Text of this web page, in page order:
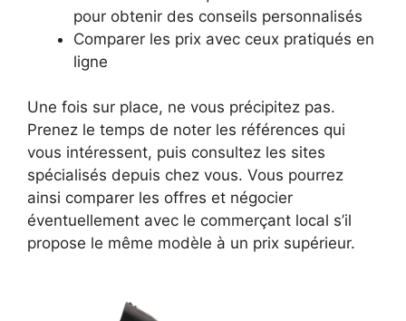
pour obtenir des conseils personnalisés
Comparer les prix avec ceux pratiqués en
ligne
Une fois sur place, ne vous précipitez pas.
Prenez le temps de noter les références qui
vous intéressent, puis consultez les sites
spécialisés depuis chez vous. Vous pourrez
ainsi comparer les offres et négocier
éventuellement avec le commerçant local s’il
propose le même modèle à un prix supérieur.